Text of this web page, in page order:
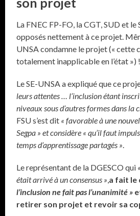
La FNEC FP-FO, la CGT, SUD et le
opposés nettement à ce projet.
UNSA condamne le projet (« cette
totalement inapplicable en l’état ») !
Le SE-UNSA a expliqué que ce
leurs attentes … l’inclusion étant
niveaux sous d’autres formes dans la
FSU s’est dit « favorable à une
Segpa » et considère « qu’il faut
temps d’apprentissage partagés »
Le représentant de la DGESCO qui
était arrivé à un consensus » a fait le
l’inclusion ne fait pas l’unanimité »
retirer son projet et revoir sa